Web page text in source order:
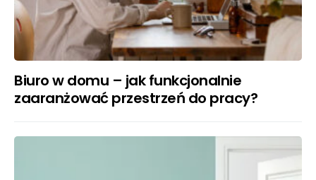
Biuro w domu – jak funkcjonalnie
zaaranżować przestrzeń do pracy?